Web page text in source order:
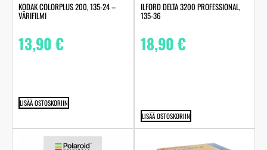
KODAK COLORPLUS 200, 135-24 –
VÄRIFILMI
13,90€
LISÄÄ OSTOSKORIIN
ILFORD DELTA 3200 PROFESSIONAL,
135-36
18,90€
LISÄÄ OSTOSKORIIN